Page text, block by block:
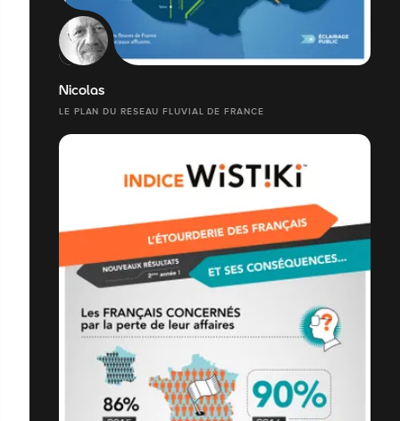
Nicolas
LE PLAN DU RÉSEAU FLUVIAL DE FRANCE